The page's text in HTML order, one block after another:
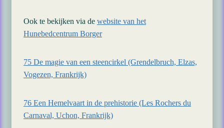
Ook te bekijken via de website van het
Hunebedcentrum Borger
75 De magie van een steencirkel (Grendelbruch, Elzas,
Vogezen, Frankrijk)
76 Een Hemelvaart in de prehistorie (Les Rochers du
Carnaval, Uchon, Frankrijk)